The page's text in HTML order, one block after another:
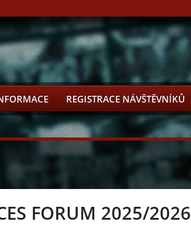
REGISTRACE NÁVŠTĚVNÍKŮ
FORUM 2025/2026